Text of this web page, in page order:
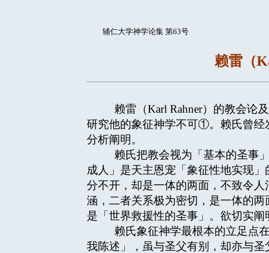
辅仁大学神学论集 第63号
赖雷（
赖雷（Karl Rahner）的教会论
研究他的象征神学不可①。赖氏曾经
分析阐明。
赖氏把教会视为「基本的圣事
成人」是天主恩宠「象征性地实现
分不开，却是一体的两面，不致令
涵，二者关系极为密切，是一体的
是「世界救援性的圣事」。欲切实
赖氏象征神学最根本的立足点
我陈述」，虽与圣父有别，却亦与